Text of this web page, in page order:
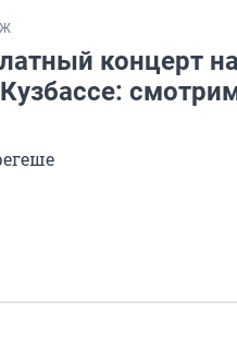
концерт на